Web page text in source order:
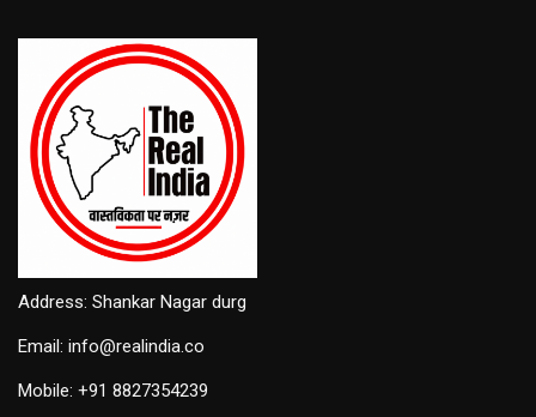
Address: Shankar Nagar durg
Email: info@realindia.co
Mobile: +91 8827354239